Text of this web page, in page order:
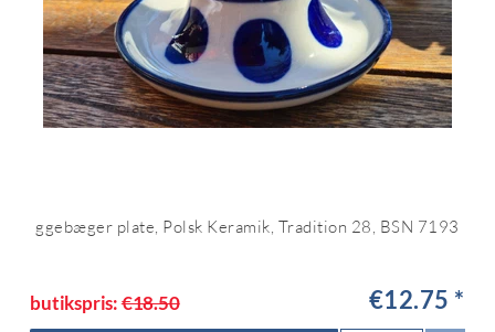
ggebæger plate, Polsk Keramik, Tradition 28, BSN 7193
butikspris:€18.50 €12.75 *